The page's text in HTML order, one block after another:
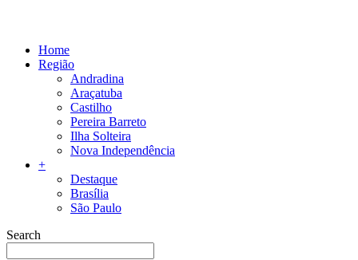
Home
Região
Andradina
Araçatuba
Castilho
Pereira Barreto
Ilha Solteira
Nova Independência
+
Destaque
Brasília
São Paulo
Search